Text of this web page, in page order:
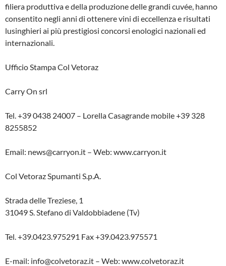
filiera produttiva e della produzione delle grandi cuvée, hanno
consentito negli anni di ottenere vini di eccellenza e risultati
lusinghieri ai più prestigiosi concorsi enologici nazionali ed
internazionali.
Ufficio Stampa Col Vetoraz
Carry On srl
Tel. +39 0438 24007 – Lorella Casagrande mobile +39 328
8255852
Email: news@carryon.it – Web: www.carryon.it
Col Vetoraz Spumanti S.p.A.
Strada delle Treziese, 1
31049 S. Stefano di Valdobbiadene (Tv)
Tel. +39.0423.975291 Fax +39.0423.975571
E-mail: info@colvetoraz.it – Web: www.colvetoraz.it